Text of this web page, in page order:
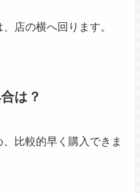
店の横へ回ります。
は？
比較的早く購入できま